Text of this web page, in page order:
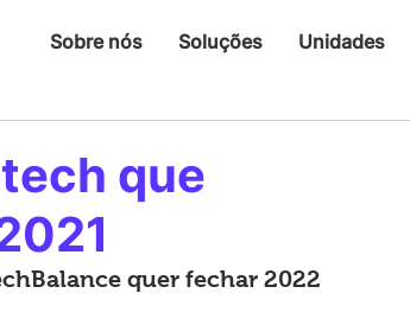
Sobre nós Soluções Unidades
que
quer fechar 2022